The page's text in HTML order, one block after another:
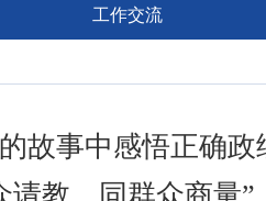
工作交流
故事中感悟正确